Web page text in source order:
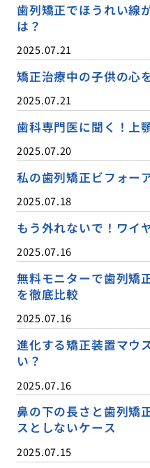
歯列矯正でほうれい線
は？
2025.07.21
矯正治療中の子供の心
2025.07.21
歯科専門医に聞く！上
2025.07.20
私の歯列矯正ビフォー
2025.07.18
もう外れないで！ワイ
2025.07.16
無料モニターで歯列矯
を徹底比較
2025.07.16
進化する矯正装置マウ
い？
2025.07.16
鼻の下の長さと歯列矯
スとしないケース
2025.07.15